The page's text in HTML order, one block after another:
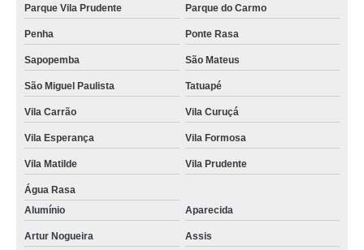
Parque Vila Prudente Parque do Carmo
Penha Ponte Rasa
Sapopemba São Mateus
São Miguel Paulista Tatuapé
Vila Carrão Vila Curuçá
Vila Esperança Vila Formosa
Vila Matilde Vila Prudente
Água Rasa
Alumínio
Aparecida
Artur Nogueira Assis